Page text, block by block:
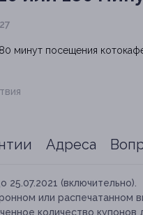
Адреса
25.07.2021 (включительно).
или распечатанном
количество купонов